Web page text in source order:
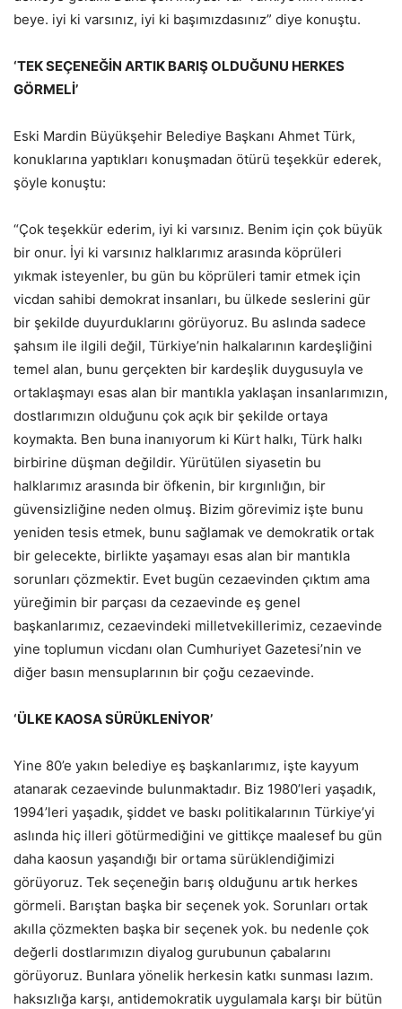
beye. iyi ki varsınız, iyi ki başımızdasınız” diye konuştu.
‘TEK SEÇENEĞİN ARTIK BARIŞ OLDUĞUNU HERKES
GÖRMELİ’
Eski Mardin Büyükşehir Belediye Başkanı Ahmet Türk,
konuklarına yaptıkları konuşmadan ötürü teşekkür ederek,
şöyle konuştu:
“Çok teşekkür ederim, iyi ki varsınız. Benim için çok büyük
bir onur. İyi ki varsınız halklarımız arasında köprüleri
yıkmak isteyenler, bu gün bu köprüleri tamir etmek için
vicdan sahibi demokrat insanları, bu ülkede seslerini gür
bir şekilde duyurduklarını görüyoruz. Bu aslında sadece
şahsım ile ilgili değil, Türkiye’nin halkalarının kardeşliğini
temel alan, bunu gerçekten bir kardeşlik duygusuyla ve
ortaklaşmayı esas alan bir mantıkla yaklaşan insanlarımızın,
dostlarımızın olduğunu çok açık bir şekilde ortaya
koymakta. Ben buna inanıyorum ki Kürt halkı, Türk halkı
birbirine düşman değildir. Yürütülen siyasetin bu
halklarımız arasında bir öfkenin, bir kırgınlığın, bir
güvensizliğine neden olmuş. Bizim görevimiz işte bunu
yeniden tesis etmek, bunu sağlamak ve demokratik ortak
bir gelecekte, birlikte yaşamayı esas alan bir mantıkla
sorunları çözmektir. Evet bugün cezaevinden çıktım ama
yüreğimin bir parçası da cezaevinde eş genel
başkanlarımız, cezaevindeki milletvekillerimiz, cezaevinde
yine toplumun vicdanı olan Cumhuriyet Gazetesi’nin ve
diğer basın mensuplarının bir çoğu cezaevinde.
‘ÜLKE KAOSA SÜRÜKLENİYOR’
Yine 80’e yakın belediye eş başkanlarımız, işte kayyum
atanarak cezaevinde bulunmaktadır. Biz 1980’leri yaşadık,
1994’leri yaşadık, şiddet ve baskı politikalarının Türkiye’yi
aslında hiç illeri götürmediğini ve gittikçe maalesef bu gün
daha kaosun yaşandığı bir ortama sürüklendiğimizi
görüyoruz. Tek seçeneğin barış olduğunu artık herkes
görmeli. Barıştan başka bir seçenek yok. Sorunları ortak
akılla çözmekten başka bir seçenek yok. bu nedenle çok
değerli dostlarımızın diyalog gurubunun çabalarını
görüyoruz. Bunlara yönelik herkesin katkı sunması lazım.
haksızlığa karşı, antidemokratik uygulamala karşı bir bütün